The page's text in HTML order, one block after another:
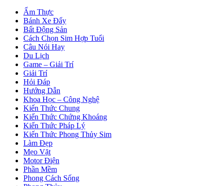
Ẩm Thực
Bánh Xe Đẩy
Bất Động Sản
Cách Chọn Sim Hợp Tuổi
Câu Nói Hay
Du Lịch
Game – Giải Trí
Giải Trí
Hỏi Đáp
Hướng Dẫn
Khoa Học – Công Nghệ
Kiến Thức Chung
Kiến Thức Chứng Khoáng
Kiến Thức Pháp Lý
Kiến Thức Phong Thủy Sim
Làm Đẹp
Mẹo Vặt
Motor Điện
Phần Mềm
Phong Cách Sống